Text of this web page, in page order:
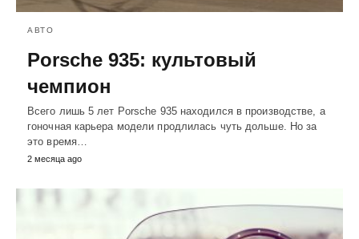
АВТО
Porsche 935: культовый
чемпион
Всего лишь 5 лет Porsche 935 находился в производстве, а
гоночная карьера модели продлилась чуть дольше. Но за
это время…
2 месяца ago